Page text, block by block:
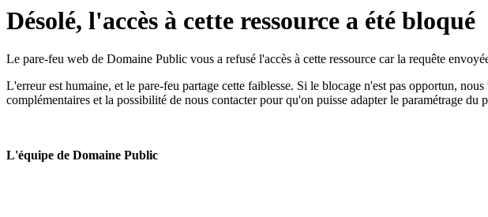
Désolé, l'accès à cette ressource a été bloqué
Le pare-feu web de Domaine Public vous a refusé l'accès à cette ressource car la requête
L'erreur est humaine, et le pare-feu partage cette faiblesse. Si le blocage n'est pas opportun,
complémentaires et la possibilité de nous contacter pour qu'on puisse adapter le paramétrage du
L'équipe de Domaine Public